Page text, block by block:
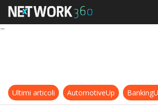
Industria 4.0:
Ultimi articoli AutomotiveUp